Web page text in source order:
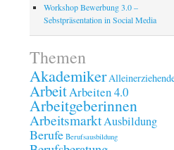
Workshop Bewerbung 3.0 –
Sebstpräsentation in Social Media
Themen
Akademiker
ArbeitArbeiten 4.0
Arbeitgeberinnen
ArbeitsmarktAusbildung
Berufe Berufsausbildung